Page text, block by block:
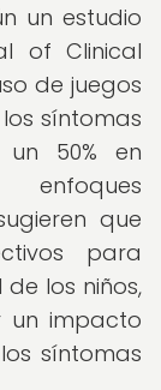
un estudio
of Clinical
de juegos
síntomas
50% en
que
para
los niños,
un impacto
síntomas